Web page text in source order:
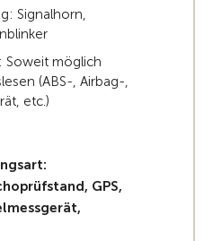
Signalhorn,
Soweit möglich
(ABS-, Airbag-,
etc.)
GPS,